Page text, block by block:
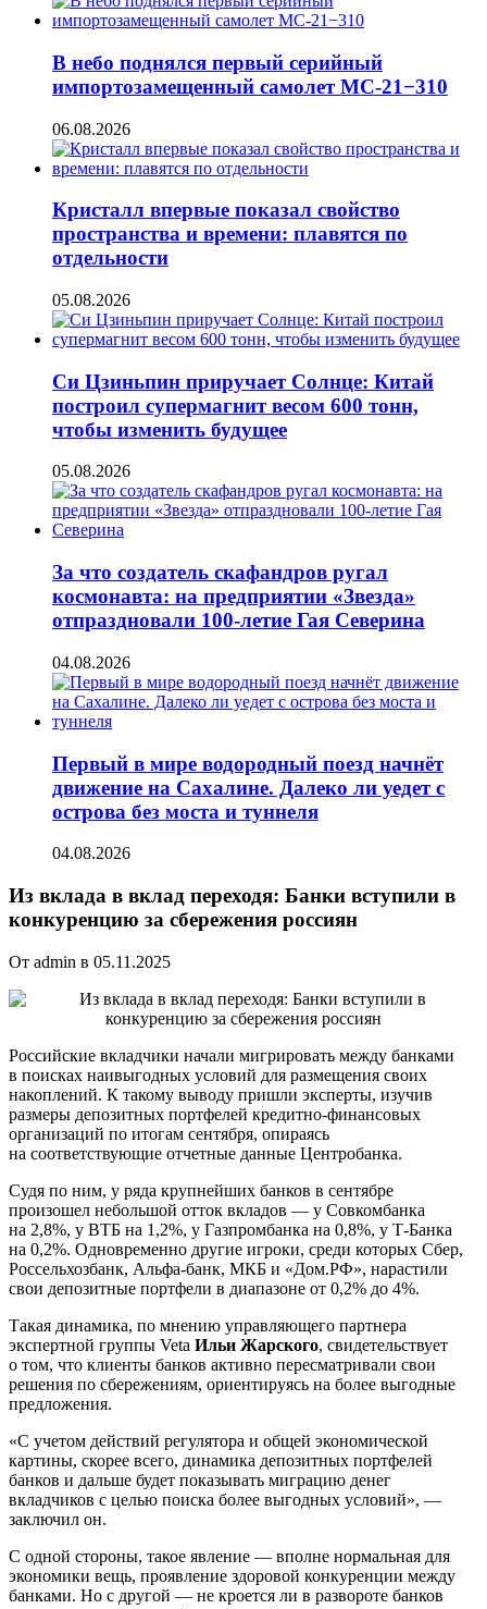
В небо поднялся первый серийный
импортозамещенный самолет МС-21−310
06.08.2026
Кристалл впервые показал свойство
пространства и времени: плавятся по
отдельности
05.08.2026
Си Цзиньпин приручает Солнце: Китай
построил супермагнит весом 600 тонн,
чтобы изменить будущее
05.08.2026
За что создатель скафандров ругал
космонавта: на предприятии «Звезда»
отпраздновали 100-летие Гая Северина
04.08.2026
Первый в мире водородный поезд начнёт
движение на Сахалине. Далеко ли уедет с
острова без моста и туннеля
04.08.2026
Из вклада в вклад переходя: Банки вступили в
конкуренцию за сбережения россиян
От admin в 05.11.2025
Российские вкладчики начали мигрировать между банками
в поисках наивыгодных условий для размещения своих
накоплений. К такому выводу пришли эксперты, изучив
размеры депозитных портфелей кредитно-финансовых
организаций по итогам сентября, опираясь
на соответствующие отчетные данные Центробанка.
Судя по ним, у ряда крупнейших банков в сентябре
произошел небольшой отток вкладов — у Совкомбанка
на 2,8%, у ВТБ на 1,2%, у Газпромбанка на 0,8%, у Т-Банка
на 0,2%. Одновременно другие игроки, среди которых Сбер,
Россельхозбанк, Альфа-банк, МКБ и «Дом.РФ», нарастили
свои депозитные портфели в диапазоне от 0,2% до 4%.
Такая динамика, по мнению управляющего партнера
экспертной группы Veta Ильи Жарского, свидетельствует
о том, что клиенты банков активно пересматривали свои
решения по сбережениям, ориентируясь на более выгодные
предложения.
«С учетом действий регулятора и общей экономической
картины, скорее всего, динамика депозитных портфелей
банков и дальше будет показывать миграцию денег
вкладчиков с целью поиска более выгодных условий», —
заключил он.
С одной стороны, такое явление — вполне нормальная для
экономики вещь, проявление здоровой конкуренции между
банками. Но с другой — не кроется ли в развороте банков